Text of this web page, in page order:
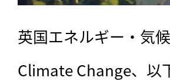
英国エネルギー・気
Climate Change、以